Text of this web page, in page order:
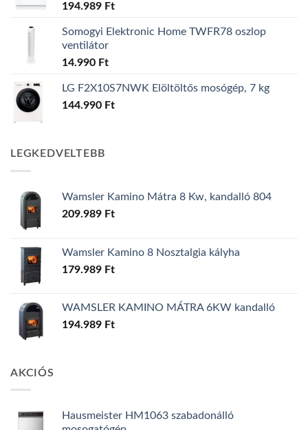
194.989 Ft
Somogyi Elektronic Home TWFR78 oszlop
ventilátor
14.990 Ft
LG F2X10S7NWK Elöltöltős mosógép, 7 kg
144.990 Ft
LEGKEDVELTEBB
Wamsler Kamino Mátra 8 Kw, kandalló 804
209.989 Ft
Wamsler Kamino 8 Nosztalgia kályha
179.989 Ft
WAMSLER KAMINO MÁTRA 6KW kandalló
194.989 Ft
AKCIÓS
Hausmeister HM1063 szabadonálló